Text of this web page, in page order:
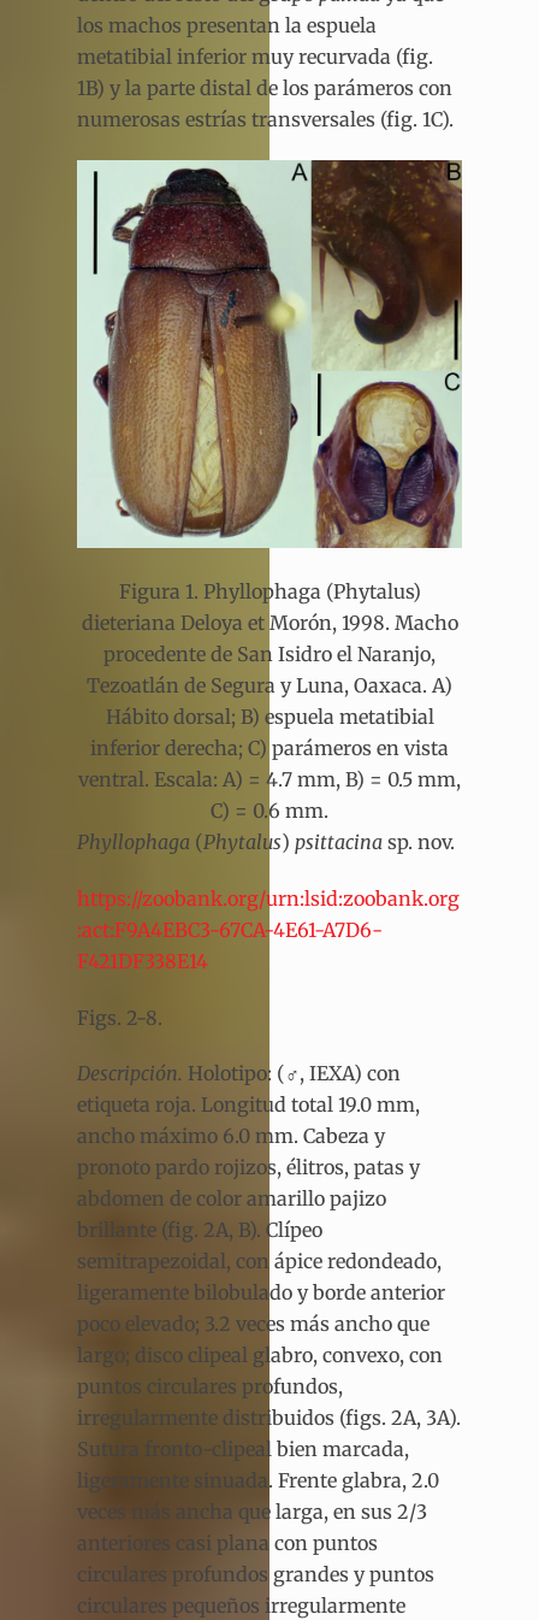
los machos presentan la espuela
metatibial inferior muy recurvada (fig.
1B) y la parte distal de los parámeros con
numerosas estrías transversales (fig. 1C).
Figura 1. Phyllophaga (Phytalus)
dieteriana Deloya et Morón, 1998. Macho
procedente de San Isidro el Naranjo,
Tezoatlán de Segura y Luna, Oaxaca. A)
Hábito dorsal; B) espuela metatibial
inferior derecha; C) parámeros en vista
ventral. Escala: A) = 4.7 mm, B) = 0.5 mm,
C) = 0.6 mm.
Phyllophaga (Phytalus) psittacina sp. nov.
https://zoobank.org/urn:lsid:zoobank.org
:act:F9A4EBC3-67CA-4E61-A7D6-
F421DF338E14
Figs. 2-8.
Descripción. Holotipo: (♂, IEXA) con
etiqueta roja. Longitud total 19.0 mm,
ancho máximo 6.0 mm. Cabeza y
pronoto pardo rojizos, élitros, patas y
abdomen de color amarillo pajizo
brillante (fig. 2A, B). Clípeo
semitrapezoidal, con ápice redondeado,
ligeramente bilobulado y borde anterior
poco elevado; 3.2 veces más ancho que
largo; disco clipeal glabro, convexo, con
puntos circulares profundos,
irregularmente distribuidos (figs. 2A, 3A).
Sutura fronto-clipeal bien marcada,
ligeramente sinuada. Frente glabra, 2.0
veces más ancha que larga, en sus 2/3
anteriores casi plana con puntos
circulares profundos grandes y puntos
circulares pequeños irregularmente